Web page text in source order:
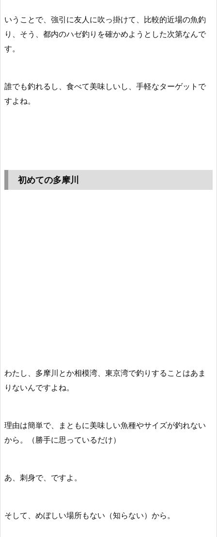
いうことで、強引に友人に吹っ掛けて、比較的近場の魚釣
り、そう、都内のハゼ釣りを確かめようとした次第なんで
す。
誰でも釣れるし、食べて美味しいし、手軽なターゲットで
すよね。
初めての多摩川
わたし、多摩川とか相模湾、東京湾で釣りすることはあま
りないんですよね。
理由は簡単で、
まともに美味しい魚種やサイズが釣れない
から。
（勝手に思っているだけ）
あ、刺身で、ですよ。
そして、めぼしい場所もない（知らない）から。